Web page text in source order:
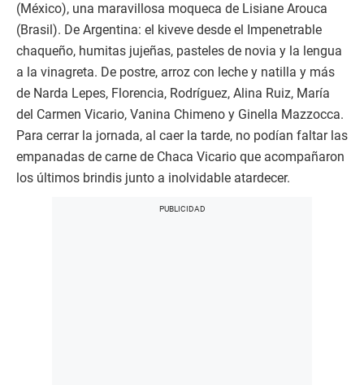
(México), una maravillosa moqueca de Lisiane Arouca
(Brasil). De Argentina: el kiveve desde el Impenetrable
chaqueño, humitas jujeñas, pasteles de novia y la lengua
a la vinagreta. De postre, arroz con leche y natilla y más
de Narda Lepes, Florencia, Rodríguez, Alina Ruiz, María
del Carmen Vicario, Vanina Chimeno y Ginella Mazzocca.
Para cerrar la jornada, al caer la tarde, no podían faltar las
empanadas de carne de Chaca Vicario que acompañaron
los últimos brindis junto a inolvidable atardecer.